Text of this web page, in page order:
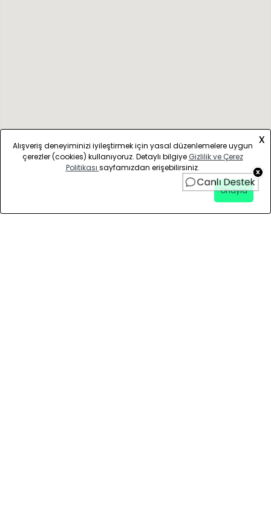
Alışveriş deneyiminizi iyileştirmek için yasal düzenlemelere uygun
çerezler (cookies) kullanıyoruz. Detaylı bilgiye Gizlilik ve Çerez
Politikası sayfamızdan erişebilirsiniz.
Onayla
x